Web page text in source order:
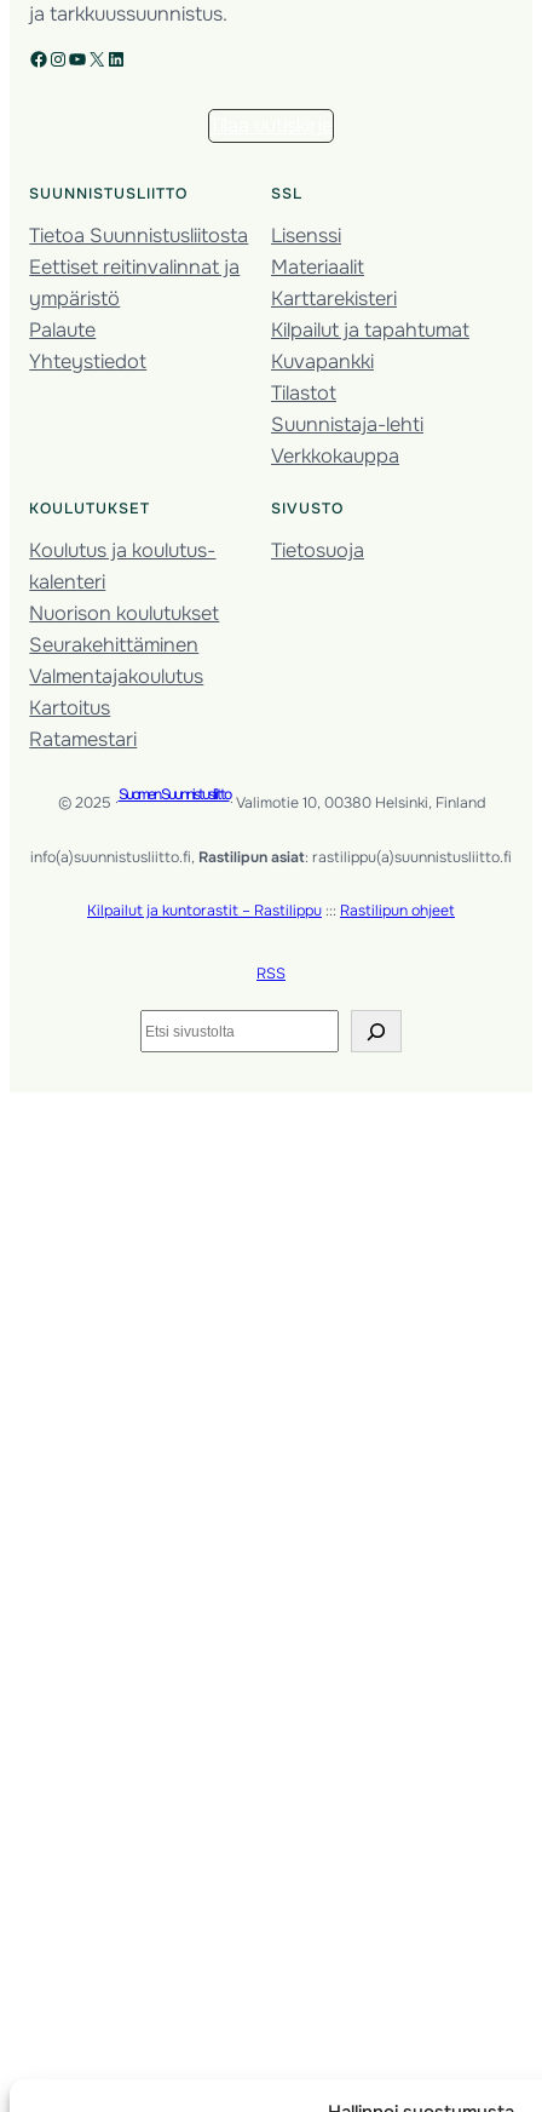
ja tarkkuussuunnistus.
Facebook Instagram YouTube X LinkedIn
SUUNNISTUSLIITTO
Tietoa Suunnistusliitosta
Eettiset reitinvalinnat ja
ympäristö
Palaute
Yhteystiedot
SSL
Lisenssi
Materiaalit
Karttarekisteri
Kilpailut ja tapahtumat
Kuvapankki
Tilastot
Suunnistaja-lehti
Verkkokauppa
KOULUTUKSET
Koulutus ja koulutus­
kalenteri
Nuorison koulutukset
Seura­kehittäminen
Valmentaja­koulutus
Kartoitus
Ratamestari
SIVUSTO
Tietosuoja
© 2025 ·Suomen Suunnistusliitto· Valimotie 10, 00380 Helsinki, Finland
info(a)suunnistusliitto.fi, Rastilipun asiat: rastilippu(a)suunnistusliitto.fi
Kilpailut ja kuntorastit – Rastilippu ::: Rastilipun ohjeet
RSS
Etsi